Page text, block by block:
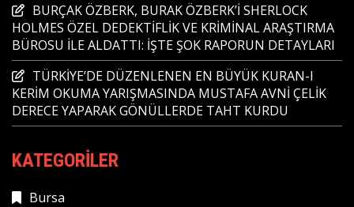
BURÇAK ÖZBERK, BURAK ÖZBERK’İ SHERLOCK
HOLMES ÖZEL DEDEKTİFLİK VE KRİMİNAL ARAŞTIRMA
BÜROSU İLE ALDATTI: İŞTE ŞOK RAPORUN DETAYLARI
TÜRKİYE’DE DÜZENLENEN EN BÜYÜK KURAN-I
KERİM OKUMA YARIŞMASINDA MUSTAFA AVNİ ÇELİK
DERECE YAPARAK GÖNÜLLERDE TAHT KURDU
KATEGORILER
Bursa